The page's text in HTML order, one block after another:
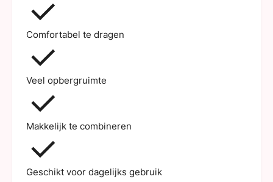
Comfortabel te dragen
Veel opbergruimte
Makkelijk te combineren
Geschikt voor dagelijks gebruik